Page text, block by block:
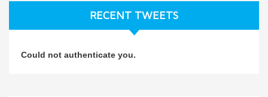
RECENT TWEETS
Could not authenticate you.